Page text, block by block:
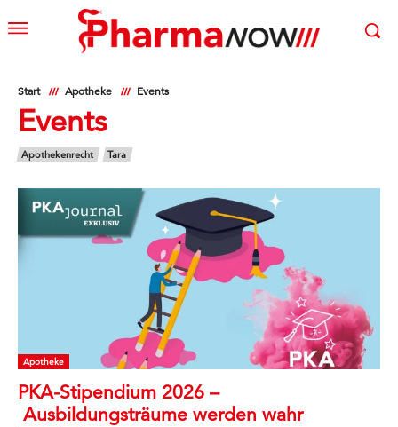
Start Apotheke Events
Events
Apothekenrecht Tara
Apotheke
PKA-Stipendium 2026 –
Ausbildungsträume werden wahr